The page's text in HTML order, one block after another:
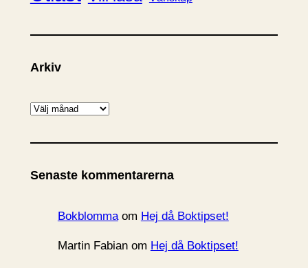
Arkiv
A
k
v
Senaste kommentarerna
Bokblommaom Hej då Boktipset!
Martin Fabianom Hej då Boktipset!